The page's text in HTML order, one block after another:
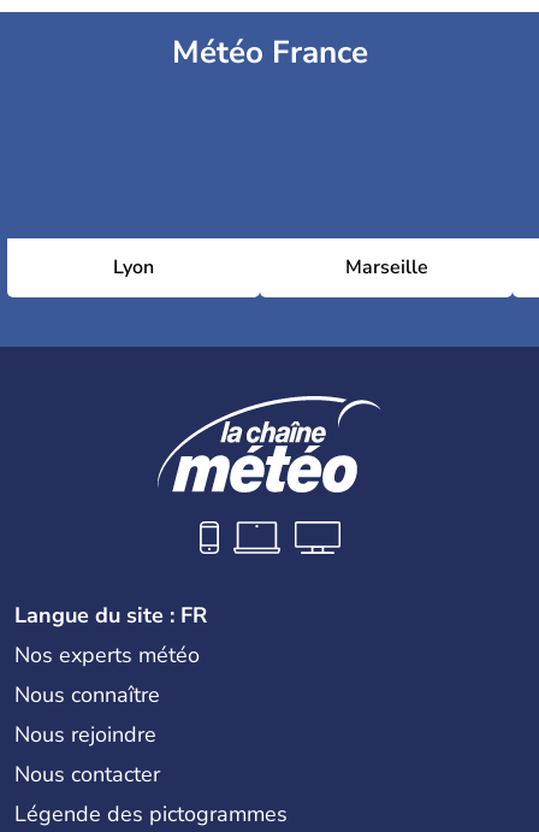
Météo France
Lyon Marseille
Langue du site : FR
Nos experts météo
Nous connaître
Nous rejoindre
Nous contacter
Légende des pictogrammes